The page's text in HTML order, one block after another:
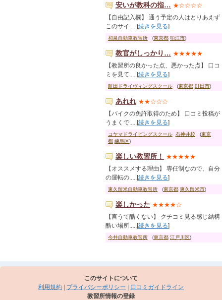
安いが教科の指… ★☆☆☆☆
【自由記入欄】 通う予定の人はとりあえず
このサイ.....[続きを見る]
和泉自動車教習所 (東京都 狛江市)
教官がしっかり… ★★★★★
【教習所の良かった点、悪かった点】 口コ
ミを見て.....[続きを見る]
町田ドライヴィングスクール (東京都 町田市)
あれれ ★★☆☆☆
【バイクの免許取得のため】 口コミ投稿が
うまくで.....[続きを見る]
コヤマドライビングスクール 石神井校 (東京
都 練馬区)
楽しい教習所！ ★★★★★
【オススメする理由】 専任制なので、自分
の運転の.....[続きを見る]
東久留米自動車教習所 (東京都 東久留米市)
楽しかった ★★★★☆
【言うて酷くない】 クチコミ見る感じ結構
酷い場所.....[続きを見る]
今井自動車教習所 (東京都 江戸川区)
このサイトについて
利用規約
プライバシーポリシー
口コミガイドライン
教習所情報の登録